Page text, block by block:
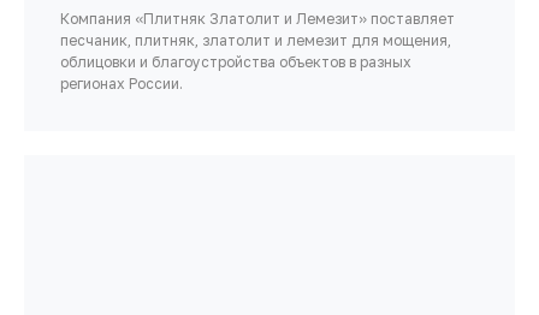
Компания «Плитняк Златолит и Лемезит» поставляет
песчаник, плитняк, златолит и лемезит для мощения,
облицовки и благоустройства объектов в разных
регионах России.